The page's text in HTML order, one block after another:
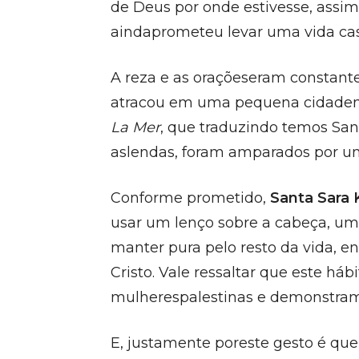
de Deus por onde estivesse,
aindaprometeu levar uma vida
A reza e as oraçõeseram
atracou em uma pequena
La Mer, que traduzindo temos
aslendas, foram amparados por
Conforme prometido, Santa Sara
usar um lenço sobre a cabeça,
manter pura pelo resto da vida,
Cristo. Vale ressaltar que este
mulherespalestinas e
E, justamente poreste gesto é